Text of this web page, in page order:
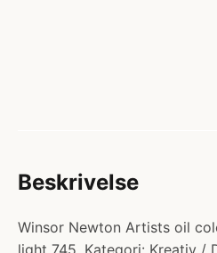
Beskrivelse
Winsor Newton Artists oil
light 745. Kategori: Kreativ /